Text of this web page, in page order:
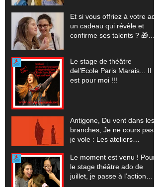
limites (+ tes vidéos
offertes) 🎬
Et si vous offriez à votre ado
un cadeau qui révèle et
confirme ses talents ? 🎁
théâtre, cinéma, comédie
musicale, improvisation)
Le stage de théâtre
del’Ecole Paris Marais... Il
est pour moi !!!
Antigone, Du vent dans les
branches, Je ne cours pas
je vole : Les ateliers
Le moment est venu ! Pour
le stage théâtre ado de
juillet, je passe à l’action…